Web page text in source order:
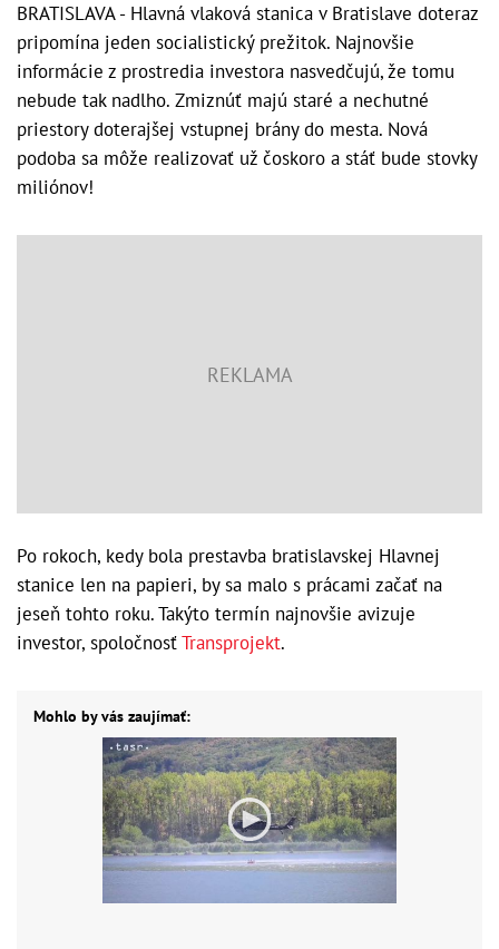
BRATISLAVA - Hlavná vlaková stanica v Bratislave doteraz
pripomína jeden socialistický prežitok. Najnovšie
informácie z prostredia investora nasvedčujú, že tomu
nebude tak nadlho. Zmiznúť majú staré a nechutné
priestory doterajšej vstupnej brány do mesta. Nová
podoba sa môže realizovať už čoskoro a stáť bude stovky
miliónov!
Po rokoch, kedy bola prestavba bratislavskej Hlavnej
stanice len na papieri, by sa malo s prácami začať na
jeseň tohto roku. Takýto termín najnovšie avizuje
investor, spoločnosťTransprojekt.
Mohlo by vás zaujímať: